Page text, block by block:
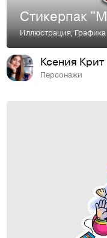
Иллюстрация,Графика
Ксения Крит
Персонажи